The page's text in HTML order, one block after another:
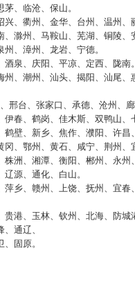
、临沧、保山。
、衢州、金华、台州、温州、
滁州、马鞍山、芜湖、铜陵
、漳州、龙岩、宁德。
酒泉、庆阳、平凉、定西、陇南
、潮州、汕头、揭阳、汕尾
邢台、张家口、承德、沧州、
春、鹤岗、佳木斯、双鸭山
壁、新乡、焦作、濮阳、许
、鄂州、黄石、咸宁、荆州、
洲、湘潭、衡阳、郴州、永州
源、通化、白山。
乡、赣州、上饶、抚州、宜春
港、玉林、钦州、北海、防
通辽、
固原。